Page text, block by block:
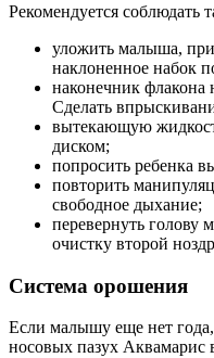
Рекомендуется соблюдать
уложить малыша,
наклоненное набок
наконечник
Сделать
вытекающую
диском;
попросить ребенка
повторить
свободное дыхание;
перевернуть
очистку второй
Система орошения
Если малышу еще нет
носовых пазух Аквамарис